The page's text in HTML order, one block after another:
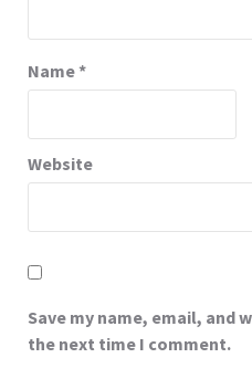
Name*
Website
Save my name, email, and
the next time I comment.